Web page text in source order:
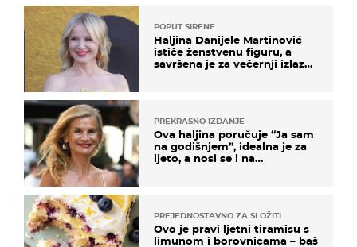
POPUT SIRENE
Haljina Danijele Martinović
ističe ženstvenu figuru, a
savršena je za večernji izlazak
PREKRASNO IZDANJE
Ova haljina poručuje “Ja sam
na godišnjem”, idealna je za
ljeto, a nosi se i na
PREJEDNOSTAVNO ZA SLOŽITI
Ovo je pravi ljetni tiramisu s
limunom i borovnicama – baš